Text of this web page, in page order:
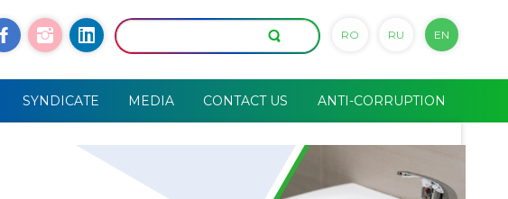
RO RU EN
SYNDICATE MEDIA CONTACT US ANTI-CORRUPTION